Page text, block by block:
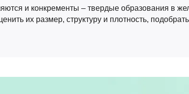
и конкременты – твердые образования в
их размер, структуру и плотность,